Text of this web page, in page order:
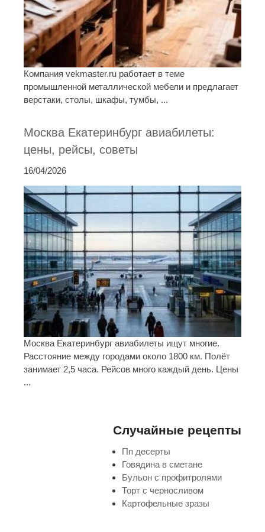
Компания vekmaster.ru работает в теме
промышленной металлической мебели и предлагает
верстаки, столы, шкафы, тумбы, ...
Москва Екатеринбург авиабилеты:
цены, рейсы, советы
16/04/2026
Москва Екатеринбург авиабилеты ищут многие.
Расстояние между городами около 1800 км. Полёт
занимает 2,5 часа. Рейсов много каждый день. Цены
...
Случайные рецепты
Пп десерты
Говядина в сметане
Бульон с профитролями
Торт с черносливом
Картофельные зразы